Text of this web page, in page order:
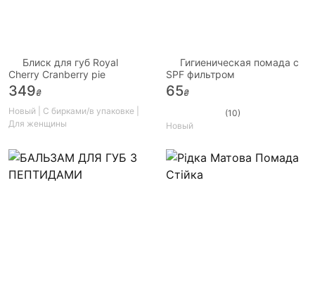
Блиск для губ Royal
Cherry Cranberry pie
349₴
Новый | С бирками/в упаковке |
Для женщины
Гигиеническая помада с
SPF фильтром
65₴
(10)
Новый